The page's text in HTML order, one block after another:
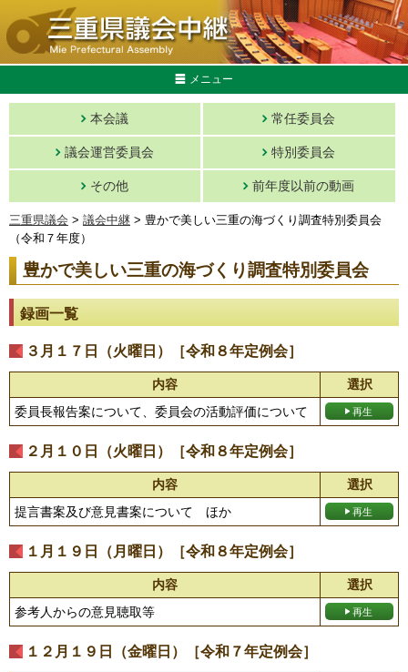
メニュー
本会議 常任委員会
議会運営委員会 特別委員会
その他 前年度以前の動画
三重県議会 > 議会中継 > 豊かで美しい三重の海づくり調査特別委員会
（令和７年度）
豊かで美しい三重の海づくり調査特別委員会
録画一覧
３月１７日（火曜日）［令和８年定例会］
内容
選択
委員長報告案について、委員会の活動評価について
２月１０日（火曜日）［令和８年定例会］
内容
選択
提言書案及び意見書案について ほか
１月１９日（月曜日）［令和８年定例会］
内容
選択
参考人からの意見聴取等
１２月１９日（金曜日）［令和７年定例会］